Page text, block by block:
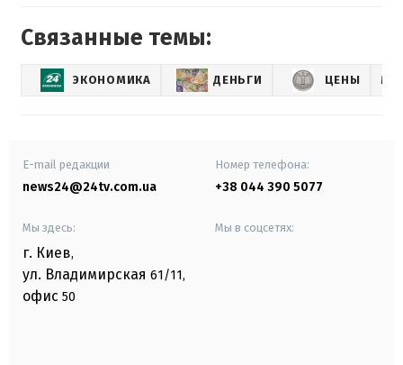
Связанные темы:
ЭКОНОМИКА ДЕНЬГИ ЦЕНЫ
E-mail редакции
news24@24tv.com.ua
Номер телефона:
+38 044 390 5077
Мы здесь:
г. Киев,
ул. Владимирская 61/11,
офис 50
Мы в соцсетях: